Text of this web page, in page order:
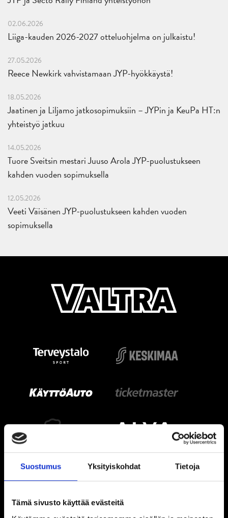
Suostumus Yksityiskohdat Tietoja
Tämä sivusto käyttää evästeitä
02.06.2026
Liiga-kauden 2026-2027 otteluohjelma on julkaistu!
27.05.2026
Reece Newkirk vahvistamaan JYP-hyökkäystä!
18.05.2026
Jaatinen ja Liljamo jatkosopimuksiin – JYPin ja KeuPa HT:n
yhteistyö jatkuu
14.05.2026
Tuore Sveitsin mestari Juuso Arola JYP-puolustukseen
kahden vuoden sopimuksella
12.05.2026
Veeti Väisänen JYP-puolustukseen kahden vuoden
sopimuksella